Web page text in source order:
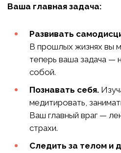
Ваша главная задача:
Развивать
В прошлых жизнях вы
теперь ваша задача —
собой.
Познавать себя.
медитировать,
Ваш главный враг —
страхи.
Следить за телом и